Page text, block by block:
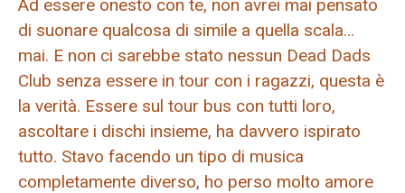
Ad essere onesto con te, non avrei mai pensato
di suonare qualcosa di simile a quella scala…
mai. E non ci sarebbe stato nessun Dead Dads
Club senza essere in tour con i ragazzi, questa è
la verità. Essere sul tour bus con tutti loro,
ascoltare i dischi insieme, ha davvero ispirato
tutto. Stavo facendo un tipo di musica
completamente diverso, ho perso molto amore